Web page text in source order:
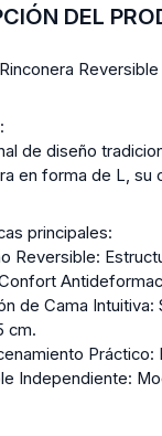
DEL
de diseño
en forma de L, su
principales:
Reversible:
de Cama Intuitiva:
cm.
Práctico:
Independiente: